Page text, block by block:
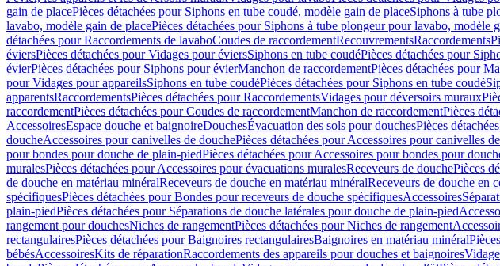
gain de placePièces détachées pour Siphons en tube coudé, modèle gain de placeSiphons à tube
lavabo, modèle gain de placePièces détachées pour Siphons à tube plongeur pour lavabo, modèle
détachées pour Raccordements de lavaboCoudes de raccordementRecouvrementsRaccordements
éviersPièces détachées pour Vidages pour éviersSiphons en tube coudéPièces détachées pour
évierPièces détachées pour Siphons pour évierManchon de raccordementPièces détachées pour
pour Vidages pour appareilsSiphons en tube coudéPièces détachées pour Siphons en tube coudé
apparentsRaccordementsPièces détachées pour RaccordementsVidages pour déversoirs muraux
raccordementPièces détachées pour Coudes de raccordementManchon de raccordementPièces
AccessoiresEspace douche et baignoireDouchesÉvacuation des sols pour douchesPièces
doucheAccessoires pour canivelles de douchePièces détachées pour Accessoires pour canivelles
pour bondes pour douche de plain-piedPièces détachées pour Accessoires pour bondes pour
muralesPièces détachées pour Accessoires pour évacuations muralesReceveurs de douchePièces
de douche en matériau minéralReceveurs de douche en matériau minéralReceveurs de douche en
spécifiquesPièces détachées pour Bondes pour receveurs de douche spécifiquesAccessoires
plain-piedPièces détachées pour Séparations de douche latérales pour douche de plain-pied
rangement pour douchesNiches de rangementPièces détachées pour Niches de rangement
rectangulairesPièces détachées pour Baignoires rectangulairesBaignoires en matériau minéral
bébésAccessoiresKits de réparationRaccordements des appareils pour douches et baignoires